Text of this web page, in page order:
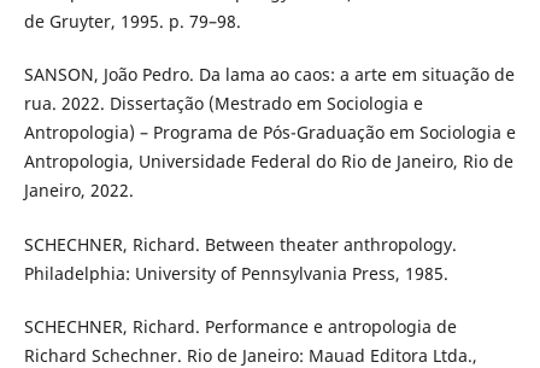
de Gruyter, 1995. p. 79–98.
SANSON, João Pedro. Da lama ao caos: a arte em situação de
rua. 2022. Dissertação (Mestrado em Sociologia e
Antropologia) – Programa de Pós-Graduação em Sociologia e
Antropologia, Universidade Federal do Rio de Janeiro, Rio de
Janeiro, 2022.
SCHECHNER, Richard. Between theater anthropology.
Philadelphia: University of Pennsylvania Press, 1985.
SCHECHNER, Richard. Performance e antropologia de
Richard Schechner. Rio de Janeiro: Mauad Editora Ltda.,